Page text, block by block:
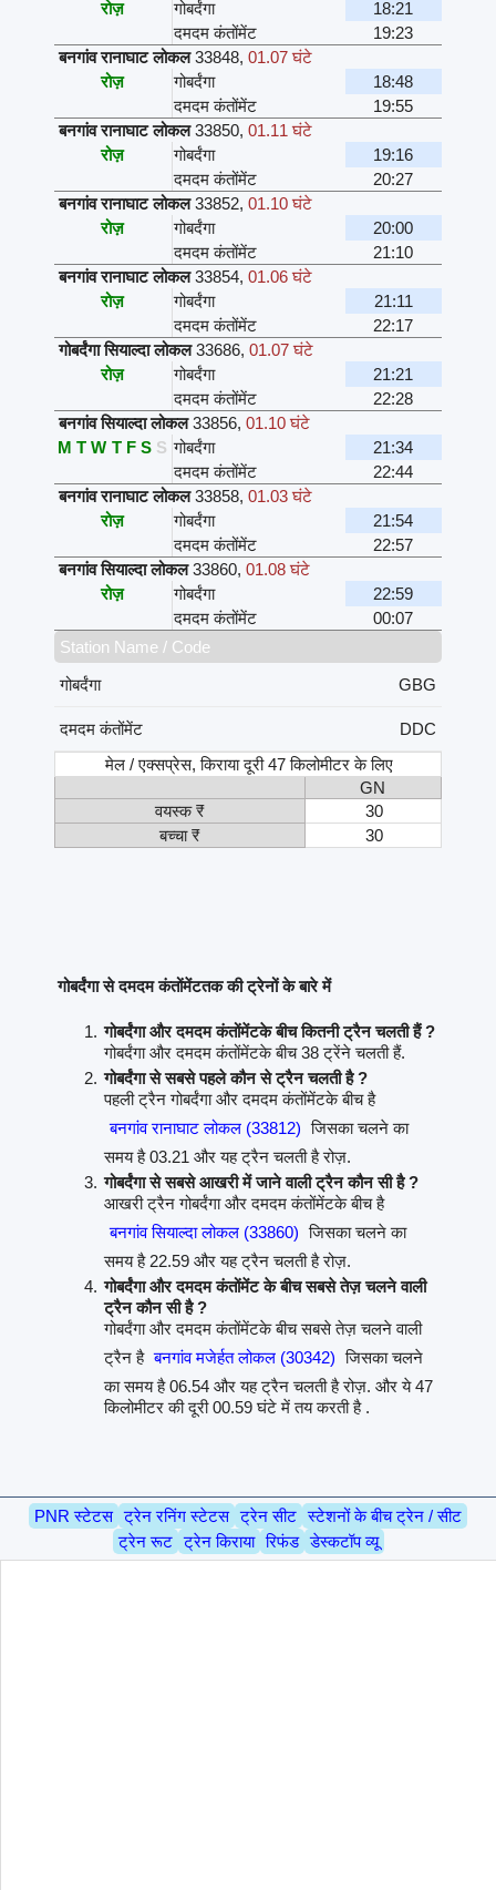
रोज़ गोबर्दंगा
18:21
दमदम कंतोंमेंट
19:23
बनगांव रानाघाट लोकल 33848, 01.07 घंटे
रोज़
गोबर्दंगा
18:48
दमदम कंतोंमेंट
19:55
बनगांव रानाघाट लोकल 33850, 01.11 घंटे
रोज़
गोबर्दंगा
19:16
दमदम कंतोंमेंट
20:27
बनगांव रानाघाट लोकल 33852, 01.10 घंटे
रोज़
गोबर्दंगा
20:00
दमदम कंतोंमेंट
21:10
बनगांव रानाघाट लोकल 33854, 01.06 घंटे
रोज़
गोबर्दंगा
21:11
दमदम कंतोंमेंट
22:17
गोबर्दंगा सियाल्दा लोकल 33686, 01.07 घंटे
रोज़
गोबर्दंगा
21:21
दमदम कंतोंमेंट
22:28
बनगांव सियाल्दा लोकल 33856, 01.10 घंटे
M T W T F S S गोबर्दंगा
21:34
दमदम कंतोंमेंट
22:44
बनगांव रानाघाट लोकल 33858, 01.03 घंटे
रोज़
गोबर्दंगा
21:54
दमदम कंतोंमेंट
22:57
बनगांव सियाल्दा लोकल 33860, 01.08 घंटे
रोज़
गोबर्दंगा
22:59
दमदम कंतोंमेंट
00:07
Station Name / Code
गोबर्दंगा
GBG
दमदम कंतोंमेंट
DDC
मेल / एक्सप्रेस, किराया दूरी 47 किलोमीटर के लिए
GN
वयस्क ₹
30
बच्चा ₹
30
गोबर्दंगा से दमदम कंतोंमेंटतक की ट्रेनों के बारे में
गोबर्दंगा और दमदम कंतोंमेंटके बीच कितनी ट्रैन चलती हैं ?
गोबर्दंगा और दमदम कंतोंमेंटके बीच 38 ट्रेंने चलती हैं.
गोबर्दंगा से सबसे पहले कौन से ट्रैन चलती है ?
पहली ट्रैन गोबर्दंगा और दमदम कंतोंमेंटके बीच है
बनगांव रानाघाट लोकल (33812) जिसका चलने का
समय है 03.21 और यह ट्रैन चलती है रोज़.
गोबर्दंगा से सबसे आखरी में जाने वाली ट्रैन कौन सी है ?
आखरी ट्रैन गोबर्दंगा और दमदम कंतोंमेंटके बीच है
बनगांव सियाल्दा लोकल (33860) जिसका चलने का
समय है 22.59 और यह ट्रैन चलती है रोज़.
गोबर्दंगा और दमदम कंतोंमेंट के बीच सबसे तेज़ चलने वाली
ट्रैन कौन सी है ?
गोबर्दंगा और दमदम कंतोंमेंटके बीच सबसे तेज़ चलने वाली
ट्रैन है बनगांव मजेर्हत लोकल (30342) जिसका चलने
का समय है 06.54 और यह ट्रैन चलती है रोज़. और ये 47
किलोमीटर की दूरी 00.59 घंटे में तय करती है .
PNR स्टेटस ट्रेन रनिंग स्टेटस ट्रेन सीट स्टेशनों के बीच ट्रेन / सीट
ट्रेन रूट ट्रेन किराया रिफंड डेस्कटॉप व्यू